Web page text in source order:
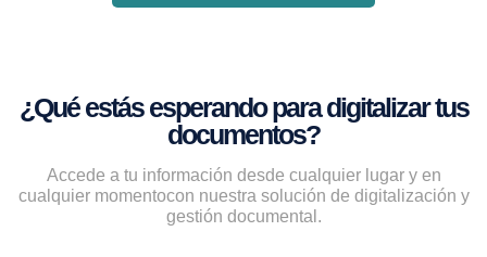
¿Qué estás esperando para digitalizar tus
documentos?
Accede a tu información desde cualquier lugar y en
cualquier momentocon nuestra solución de digitalización y
gestión documental.